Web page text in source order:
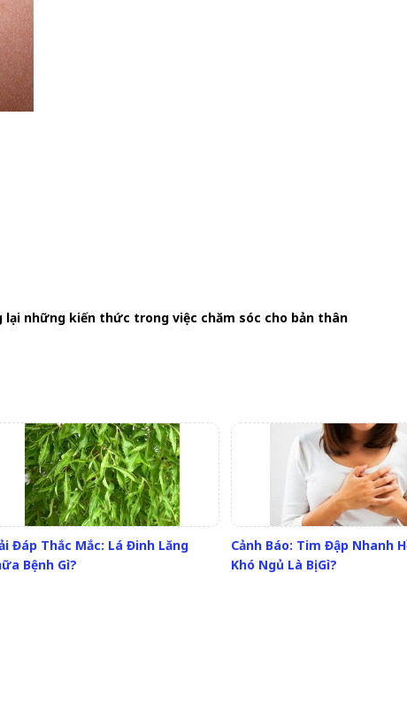
những kiến thức trong việc chăm sóc cho bản thân
Đáp Thắc Mắc: Lá Đinh Lăng
Bệnh Gì?
Cảnh Báo: Tim Đập Nhanh
Khó Ngủ Là Bị Gì?